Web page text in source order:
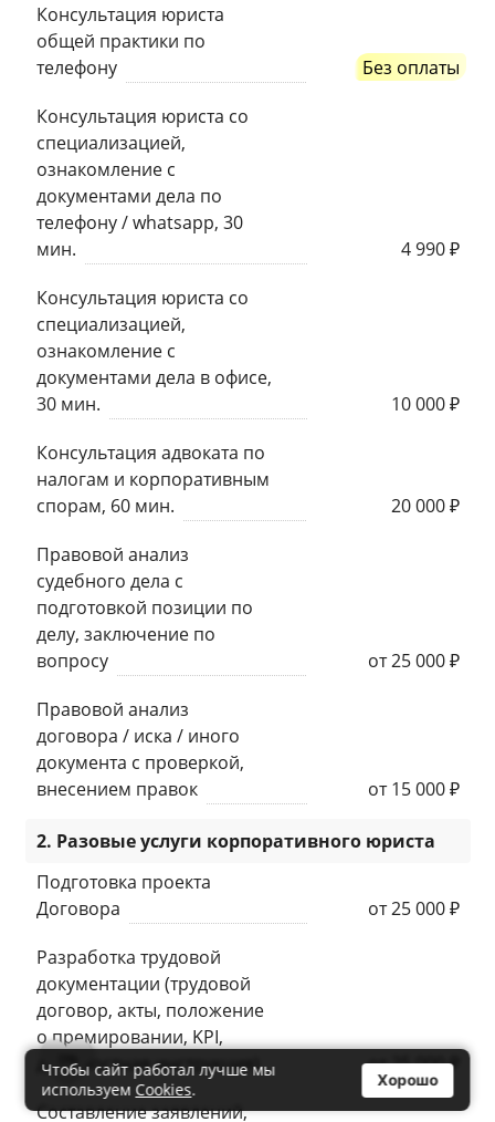
Консультация юриста
общей практики по
телефону
Без оплаты
Консультация юриста со
специализацией,
ознакомление с
документами дела по
телефону / whatsapp, 30
мин.
4 990 ₽
Консультация юриста со
специализацией,
ознакомление с
документами дела в офисе,
30 мин.
10 000 ₽
Консультация адвоката по
налогам и корпоративным
спорам, 60 мин.
20 000 ₽
Правовой анализ
судебного дела с
подготовкой позиции по
делу, заключение по
вопросу
от 25 000 ₽
Правовой анализ
договора / иска / иного
документа с проверкой,
внесением правок
от 15 000 ₽
2. Разовые услуги корпоративного юриста
Подготовка проекта
Договора
от 25 000 ₽
Разработка трудовой
документации (трудовой
договор, акты, положение
о премировании, KPI,
должностная инструкция)
от 25 000 ₽
Составление заявлений,
Чтобы сайт работал лучше мы
используем Cookies. Хорошо